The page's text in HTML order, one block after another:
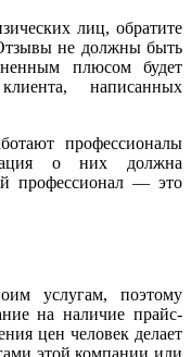
лиц, обратите
не должны быть
плюсом будет
написанных
профессионалы
о них должна
профессионал — это
услугам, поэтому
на наличие прайс-
цен человек делает